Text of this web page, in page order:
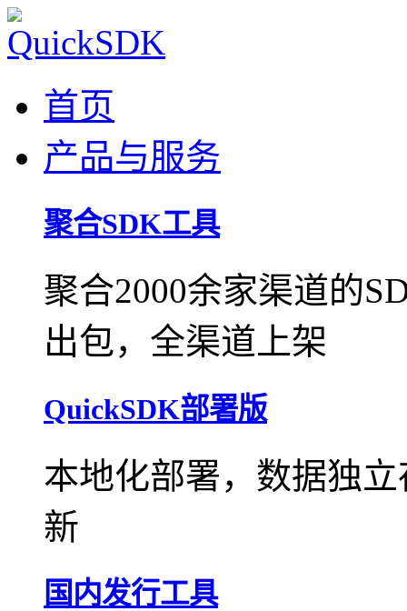
首页
产品与服务
聚合SDK工具
聚合2000余家渠道的
出包，全渠道上架
QuickSDK部署版
本地化部署，数据独
新
国内发行工具